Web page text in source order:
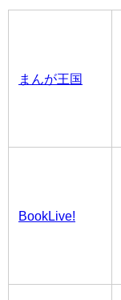
まんが王国
BookLive!